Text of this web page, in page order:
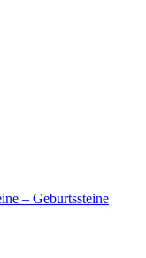
– Geburtssteine